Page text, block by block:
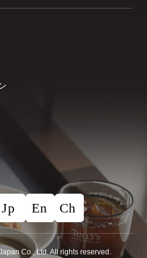
Co., Ltd. All rights reserved.